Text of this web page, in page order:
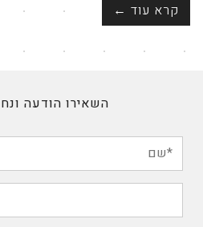
קרא עוד ←
השאירו הודעה